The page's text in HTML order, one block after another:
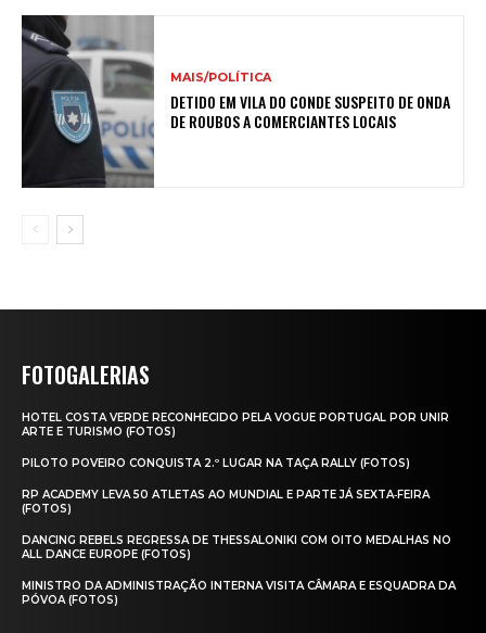
MAIS/POLÍTICA
DETIDO EM VILA DO CONDE SUSPEITO DE ONDA
DE ROUBOS A COMERCIANTES LOCAIS
FOTOGALERIAS
HOTEL COSTA VERDE RECONHECIDO PELA VOGUE PORTUGAL POR UNIR
ARTE E TURISMO (FOTOS)
PILOTO POVEIRO CONQUISTA 2.º LUGAR NA TAÇA RALLY (FOTOS)
RP ACADEMY LEVA 50 ATLETAS AO MUNDIAL E PARTE JÁ SEXTA‑FEIRA
(FOTOS)
DANCING REBELS REGRESSA DE THESSALONIKI COM OITO MEDALHAS NO
ALL DANCE EUROPE (FOTOS)
MINISTRO DA ADMINISTRAÇÃO INTERNA VISITA CÂMARA E ESQUADRA DA
PÓVOA (FOTOS)